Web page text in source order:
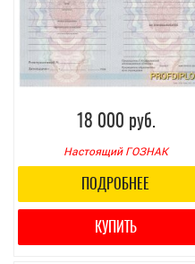
18 000 руб.
Настоящий ГОЗНАК
ПОДРОБНЕЕ
КУПИТЬ